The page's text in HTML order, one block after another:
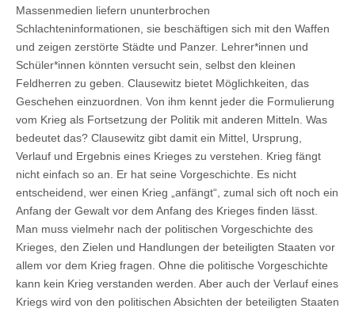
Massenmedien liefern ununterbrochen
Schlachteninformationen, sie beschäftigen sich mit den Waffen
und zeigen zerstörte Städte und Panzer. Lehrer*innen und
Schüler*innen könnten versucht sein, selbst den kleinen
Feldherren zu geben. Clausewitz bietet Möglichkeiten, das
Geschehen einzuordnen. Von ihm kennt jeder die Formulierung
vom Krieg als Fortsetzung der Politik mit anderen Mitteln. Was
bedeutet das? Clausewitz gibt damit ein Mittel, Ursprung,
Verlauf und Ergebnis eines Krieges zu verstehen. Krieg fängt
nicht einfach so an. Er hat seine Vorgeschichte. Es nicht
entscheidend, wer einen Krieg „anfängt“, zumal sich oft noch ein
Anfang der Gewalt vor dem Anfang des Krieges finden lässt.
Man muss vielmehr nach der politischen Vorgeschichte des
Krieges, den Zielen und Handlungen der beteiligten Staaten vor
allem vor dem Krieg fragen. Ohne die politische Vorgeschichte
kann kein Krieg verstanden werden. Aber auch der Verlauf eines
Kriegs wird von den politischen Absichten der beteiligten Staaten